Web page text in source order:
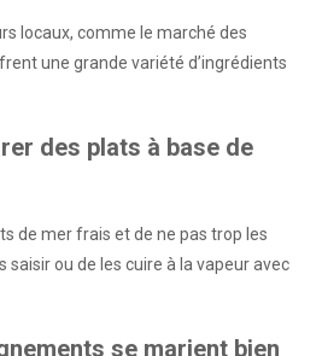
locaux, comme le marché des
une grande variété d’ingrédients
des plats à base de
de mer frais et de ne pas trop les
saisir ou de les cuire à la vapeur avec
se marient bien